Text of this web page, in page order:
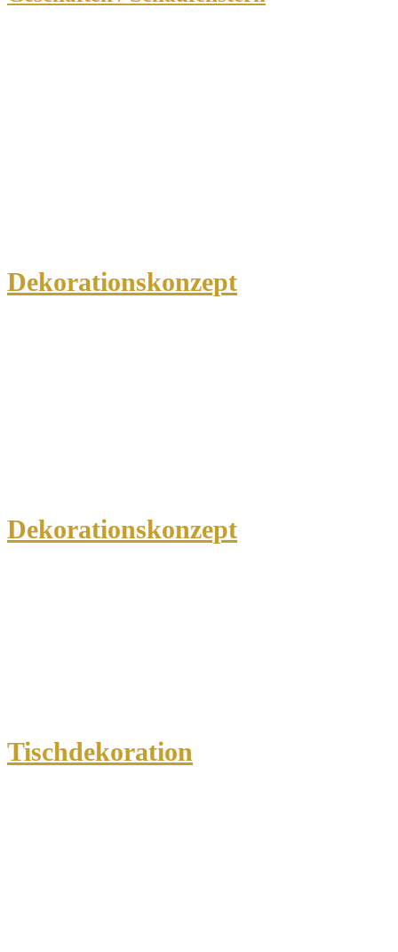
Dekorationskonzept
Dekorationskonzept
Tischdekoration